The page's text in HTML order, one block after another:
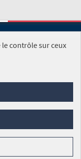
contrôle sur ceux